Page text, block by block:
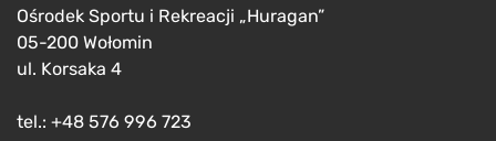
Ośrodek Sportu i Rekreacji „Huragan”
05-200 Wołomin
ul. Korsaka 4
tel.: +48 576 996 723